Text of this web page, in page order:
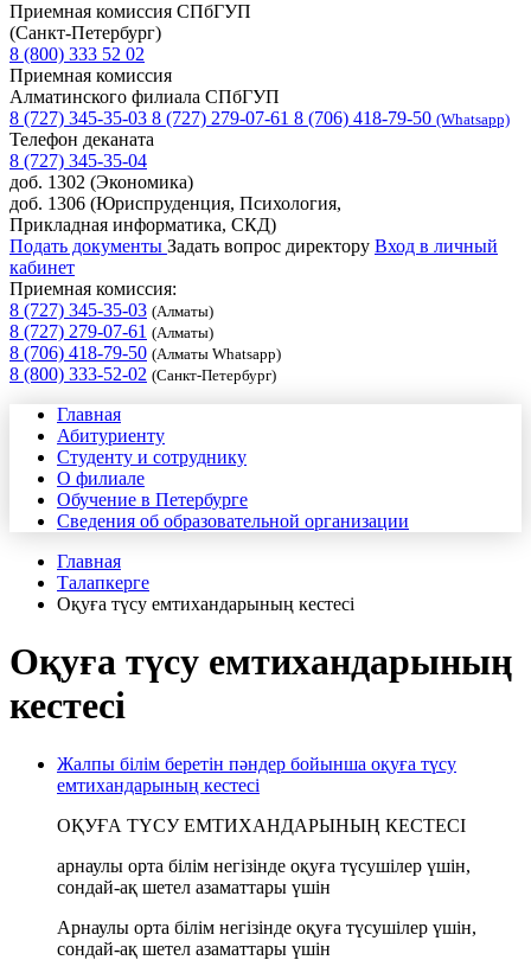
Приемная комиссия CПбГУП
(Санкт-Петербург)
8 (800) 333 52 02
Приемная комиссия
Алматинского филиала СПбГУП
8 (727) 345-35-03 8 (727) 279-07-61 8 (706) 418-79-50 (Whatsapp)
Телефон деканата
8 (727) 345-35-04
доб. 1302 (Экономика)
доб. 1306 (Юриспруденция, Психология,
Прикладная информатика, СКД)
Подать документы Задать вопрос директору Вход в личный
кабинет
Приемная комиссия:
8 (727) 345-35-03 (Алматы)
8 (727) 279-07-61 (Алматы)
8 (706) 418-79-50 (Алматы Whatsapp)
8 (800) 333-52-02 (Санкт-Петербург)
Главная
Абитуриенту
Студенту и сотруднику
О филиале
Обучение в Петербурге
Сведения об образовательной организации
Главная
Талапкерге
Оқуға түсу емтихандарының кестесі
Оқуға түсу емтихандарының
кестесі
Жалпы білім беретін пәндер бойынша оқуға түсу
емтихандарының кестесі
ОҚУҒА ТҮСУ ЕМТИХАНДАРЫНЫҢ КЕСТЕСІ
арнаулы орта білім негізінде оқуға түсушілер үшін,
сондай-ақ шетел азаматтары үшін
Арнаулы орта білім негізінде оқуға түсушілер үшін,
сондай-ақ шетел азаматтары үшін